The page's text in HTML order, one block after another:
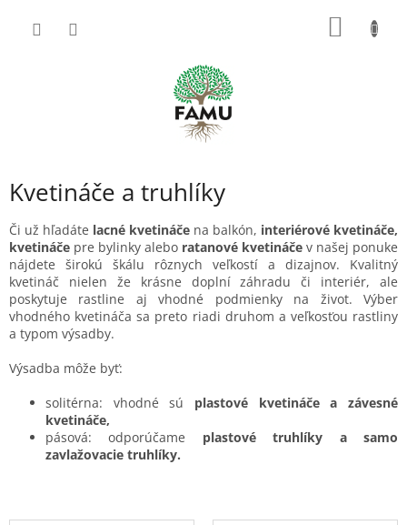
Kvetináče a truhlíky
Či už hľadáte lacné kvetináče na balkón, interiérové kvetináče,
kvetináče pre bylinky alebo ratanové kvetináče v našej ponuke
nájdete širokú škálu rôznych veľkostí a dizajnov. Kvalitný
kvetináč nielen že krásne doplní záhradu či interiér, ale
poskytuje rastline aj vhodné podmienky na život. Výber
vhodného kvetináča sa preto riadi druhom a veľkosťou rastliny
a typom výsadby.
Výsadba môže byť:
solitérna: vhodné sú plastové kvetináče a závesné
kvetináče,
pásová: odporúčame plastové truhlíky a samo
zavlažovacie truhlíky.